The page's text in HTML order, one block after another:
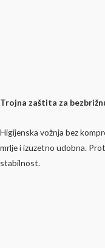
Trojna zaštita za
Higijenska vožnja bez
mrlje i izuzetno udobna.
stabilnost.